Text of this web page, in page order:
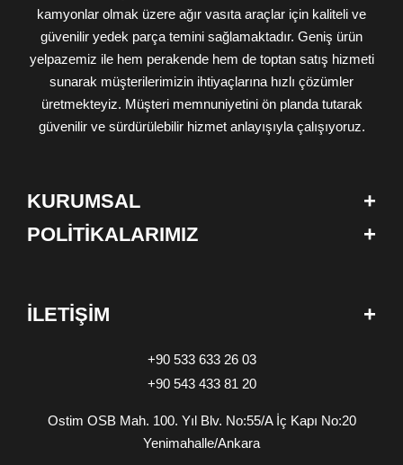
kamyonlar olmak üzere ağır vasıta araçlar için kaliteli ve
güvenilir yedek parça temini sağlamaktadır. Geniş ürün
yelpazemiz ile hem perakende hem de toptan satış hizmeti
sunarak müşterilerimizin ihtiyaçlarına hızlı çözümler
üretmekteyiz. Müşteri memnuniyetini ön planda tutarak
güvenilir ve sürdürülebilir hizmet anlayışıyla çalışıyoruz.
KURUMSAL +
POLİTİKALARIMIZ +
İLETİŞİM +
+90 533 633 26 03
+90 543 433 81 20
Ostim OSB Mah. 100. Yıl Blv. No:55/A İç Kapı No:20
Yenimahalle/Ankara